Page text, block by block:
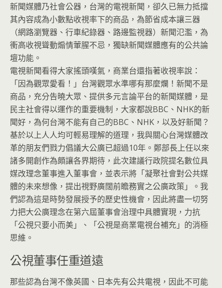
新聞媒體乃社會公器，台灣的電視新聞，卻久已無力抵擋
其內容成為小數點收視率下的商品，為節省成本讓三器
（網路瀏覽器、行車紀錄器、路邊監視器）新聞氾濫，為
衝高收視聳動煽情葷腥不忌，獨缺新聞媒體應有的公共論
壇功能。
電視新聞看得大家搖頭嘆氣，商業台還指著收視率說：
「因為觀眾愛看！」台灣觀眾水準哪有那麼爛！新聞不是
商品，充分告曉大眾、提供多元言論平台的新聞媒體，是
民主社會得以運作的重要機制，大家都說BBC、NHK的新
聞好，為何台灣不能有自己的BBC、NHK，以及好新聞？
基於以上人人均可輕易理解的道理，我與關心台灣媒體改
革的朋友們戮力倡議大公廣已超過10年。鄭部長上任以來
諸多開創作為頗讓各界期待，此次建議行政院提名數位具
媒改理念董事進入董事會，並表示將「凝聚社會對公共媒
體的未來想像，提出視野廣闊前瞻務實之公廣政策」。我
們認為這是時勢發展授予的歷史性機會，因此將盡一切努
力把大公廣理念在第六屆董事會治理中具體實現，力抗
「公視只要小而美」、「公視是商業電視台補充」的消極
思維。
公視董事任重道遠
那些認為台灣不像英國、日本先有公共電視，因此不可能